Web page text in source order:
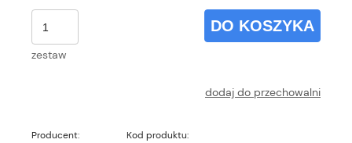
zestaw
DO KOSZYKA
dodaj do przechowalni
Producent: Kod produktu: